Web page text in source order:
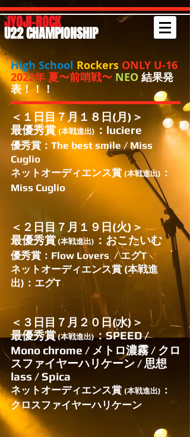
JYOJI-ROCK
U22 CHAMPIONSHIP
High School Rockers ONLY U-16
2022年 夏〜前哨戦〜 NEO 結果発
表！！！
＜１日目７月１８日(月)＞
最優秀賞 (本戦進出)：luciere
優秀賞：The best smile / Miss
Cuglio
ネットオーディエンス賞 (本戦進出) ：
Miss Cuglio
​＜２日目７月１９日(火)＞
最優秀賞 (本戦進出) ：おこたいむ
優秀賞：Flow Lovers / エグT
​ネットオーディエンス賞 (本戦進
出)：エグT
＜３日目７月２０日(水)＞
​最優秀賞(本戦進出)：SPEED /
Mono chrome / メトロ濃霧 / クロ
スファイヤーハリケーン / 思想
lass / Spica
ネットオーディエンス賞 (本戦進出) ：
クロスファイヤーハリケーン